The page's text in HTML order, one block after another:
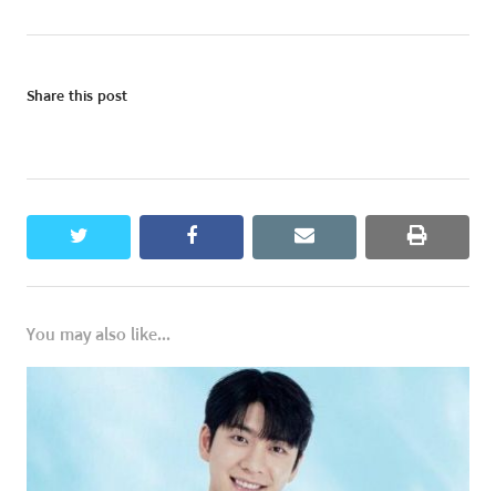
Share this post
twitter facebook email print
You may also like...